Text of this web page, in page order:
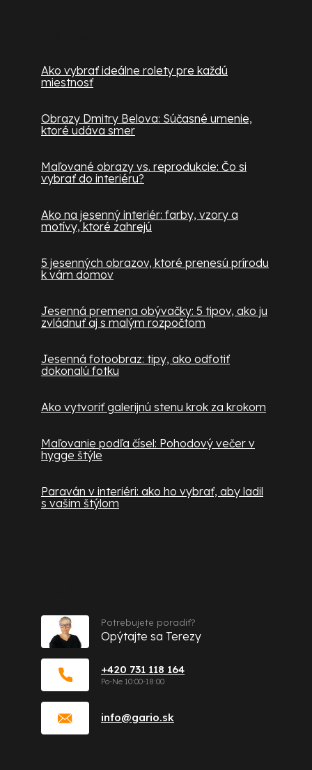
Ako vybrať ideálne rolety pre každú
miestnosť
Obrazy Dmitry Belova: Súčasné umenie,
ktoré udáva smer
Maľované obrazy vs. reprodukcie: Čo si
vybrať do interiéru?
Ako na jesenný interiér: farby, vzory a
motívy, ktoré zahrejú
5 jesenných obrazov, ktoré prenesú prírodu
k vám domov
Jesenná premena obývačky: 5 tipov, ako ju
zvládnuť aj s malým rozpočtom
Jesenná fotoobraz: tipy, ako odfotiť
dokonalú fotku
Ako vytvoriť galerijnú stenu krok za krokom
Maľovanie podľa čísel: Pohodový večer v
hygge štýle
Paraván v interiéri: ako ho vybrať, aby ladil
s vašim štýlom
info@gario.sk
+420 731 118 164
Potrebujete poradiť?
Opýtajte sa Terezy